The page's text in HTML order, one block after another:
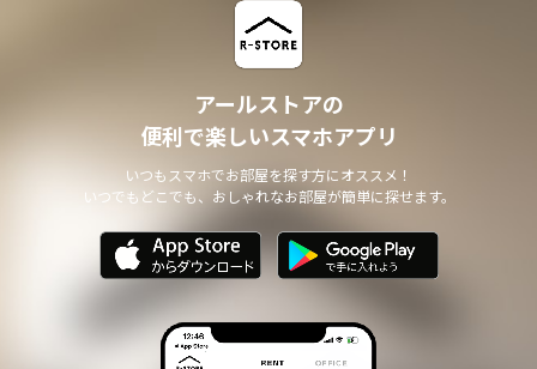
アールストアの
便利で楽しいスマホアプリ
いつもスマホでお部屋を探す方にオススメ！
いつでもどこでも、おしゃれなお部屋が簡単に探せます。